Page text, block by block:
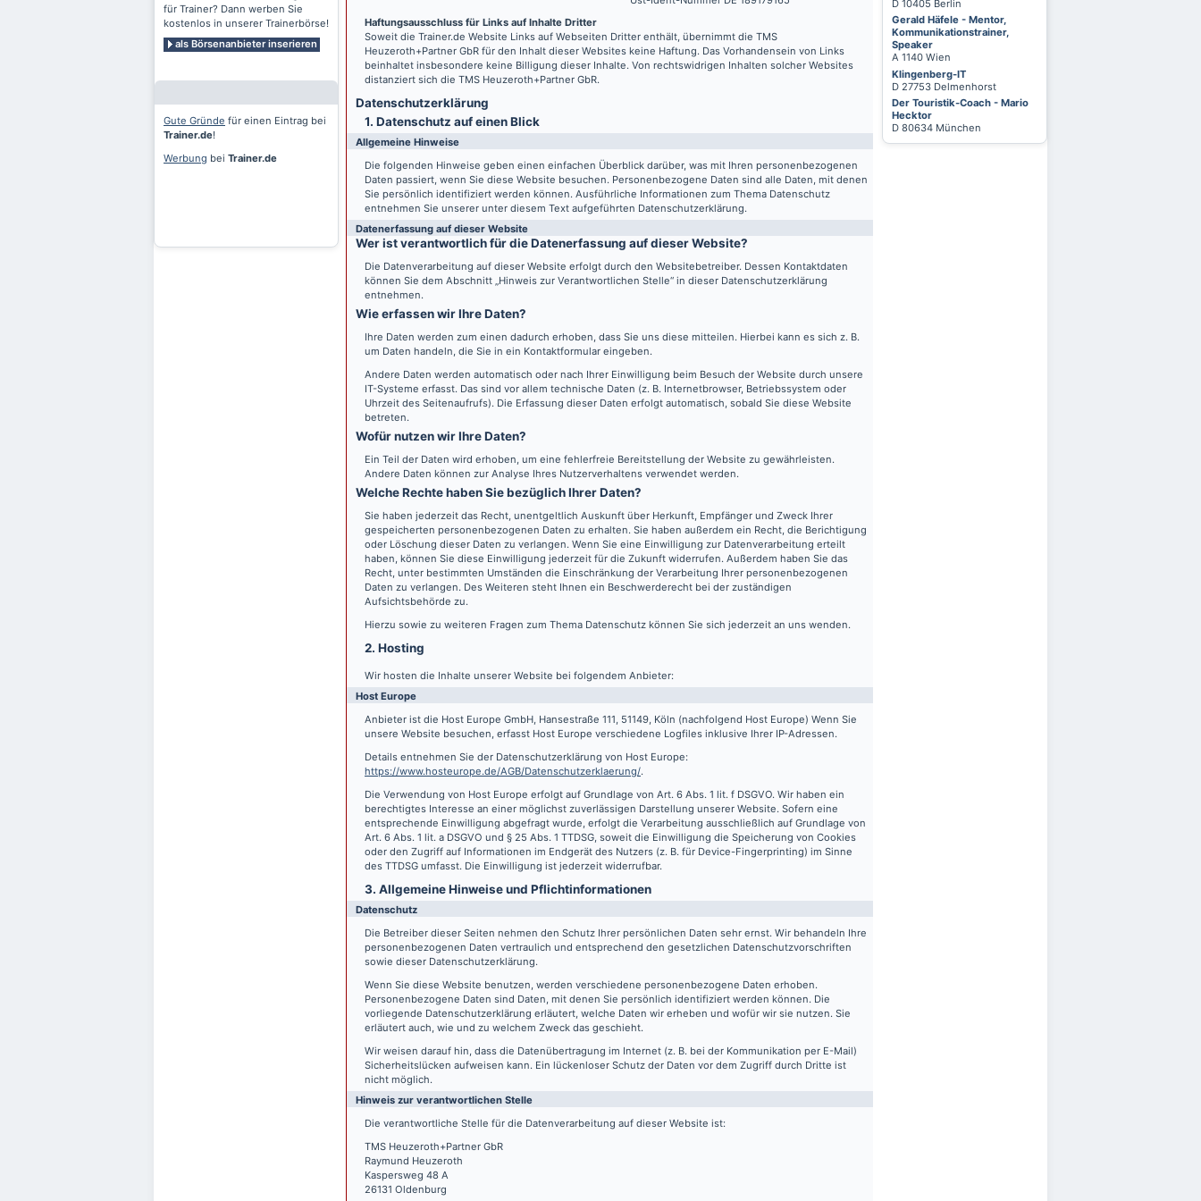
für Trainer? Dann werben Sie
kostenlos in unserer Trainerbörse!
als Börsenanbieter inserieren
Gute Gründe für einen Eintrag bei
Trainer.de!
Werbung bei Trainer.de
D 10405 Berlin
Gerald Häfele - Mentor,
Kommunikationstrainer,
Speaker
A 1140 Wien
Klingenberg-IT
D 27753 Delmenhorst
Der Touristik-Coach - Mario
Hecktor
D 80634 München
Haftungsausschluss für Links auf Inhalte Dritter
Soweit die Trainer.de Website Links auf Webseiten Dritter enthält, übernimmt die TMS
Heuzeroth+Partner GbR für den Inhalt dieser Websites keine Haftung. Das Vorhandensein von Links
beinhaltet insbesondere keine Billigung dieser Inhalte. Von rechtswidrigen Inhalten solcher Websites
distanziert sich die TMS Heuzeroth+Partner GbR.
Datenschutz­erklärung
1. Datenschutz auf einen Blick
Allgemeine Hinweise
Die folgenden Hinweise geben einen einfachen Überblick darüber, was mit Ihren personenbezogenen
Daten passiert, wenn Sie diese Website besuchen. Personenbezogene Daten sind alle Daten, mit denen
Sie persönlich identifiziert werden können. Ausführliche Informationen zum Thema Datenschutz
entnehmen Sie unserer unter diesem Text aufgeführten Datenschutzerklärung.
Datenerfassung auf dieser Website
Wer ist verantwortlich für die Datenerfassung auf dieser Website?
Die Datenverarbeitung auf dieser Website erfolgt durch den Websitebetreiber. Dessen Kontaktdaten
können Sie dem Abschnitt „Hinweis zur Verantwortlichen Stelle“ in dieser Datenschutzerklärung
entnehmen.
Wie erfassen wir Ihre Daten?
Ihre Daten werden zum einen dadurch erhoben, dass Sie uns diese mitteilen. Hierbei kann es sich z. B.
um Daten handeln, die Sie in ein Kontaktformular eingeben.
Andere Daten werden automatisch oder nach Ihrer Einwilligung beim Besuch der Website durch unsere
IT-Systeme erfasst. Das sind vor allem technische Daten (z. B. Internetbrowser, Betriebssystem oder
Uhrzeit des Seitenaufrufs). Die Erfassung dieser Daten erfolgt automatisch, sobald Sie diese Website
betreten.
Wofür nutzen wir Ihre Daten?
Ein Teil der Daten wird erhoben, um eine fehlerfreie Bereitstellung der Website zu gewährleisten.
Andere Daten können zur Analyse Ihres Nutzerverhaltens verwendet werden.
Welche Rechte haben Sie bezüglich Ihrer Daten?
Sie haben jederzeit das Recht, unentgeltlich Auskunft über Herkunft, Empfänger und Zweck Ihrer
gespeicherten personenbezogenen Daten zu erhalten. Sie haben außerdem ein Recht, die Berichtigung
oder Löschung dieser Daten zu verlangen. Wenn Sie eine Einwilligung zur Datenverarbeitung erteilt
haben, können Sie diese Einwilligung jederzeit für die Zukunft widerrufen. Außerdem haben Sie das
Recht, unter bestimmten Umständen die Einschränkung der Verarbeitung Ihrer personenbezogenen
Daten zu verlangen. Des Weiteren steht Ihnen ein Beschwerderecht bei der zuständigen
Aufsichtsbehörde zu.
Hierzu sowie zu weiteren Fragen zum Thema Datenschutz können Sie sich jederzeit an uns wenden.
2. Hosting
Wir hosten die Inhalte unserer Website bei folgendem Anbieter:
Host Europe
Anbieter ist die Host Europe GmbH, Hansestraße 111, 51149, Köln (nachfolgend Host Europe) Wenn Sie
unsere Website besuchen, erfasst Host Europe verschiedene Logfiles inklusive Ihrer IP-Adressen.
Details entnehmen Sie der Datenschutzerklärung von Host Europe:
https://www.hosteurope.de/AGB/Datenschutzerklaerung/.
Die Verwendung von Host Europe erfolgt auf Grundlage von Art. 6 Abs. 1 lit. f DSGVO. Wir haben ein
berechtigtes Interesse an einer möglichst zuverlässigen Darstellung unserer Website. Sofern eine
entsprechende Einwilligung abgefragt wurde, erfolgt die Verarbeitung ausschließlich auf Grundlage von
Art. 6 Abs. 1 lit. a DSGVO und § 25 Abs. 1 TTDSG, soweit die Einwilligung die Speicherung von Cookies
oder den Zugriff auf Informationen im Endgerät des Nutzers (z. B. für Device-Fingerprinting) im Sinne
des TTDSG umfasst. Die Einwilligung ist jederzeit widerrufbar.
3. Allgemeine Hinweise und Pflicht­informationen
Datenschutz
Die Betreiber dieser Seiten nehmen den Schutz Ihrer persönlichen Daten sehr ernst. Wir behandeln Ihre
personenbezogenen Daten vertraulich und entsprechend den gesetzlichen Datenschutzvorschriften
sowie dieser Datenschutzerklärung.
Wenn Sie diese Website benutzen, werden verschiedene personenbezogene Daten erhoben.
Personenbezogene Daten sind Daten, mit denen Sie persönlich identifiziert werden können. Die
vorliegende Datenschutzerklärung erläutert, welche Daten wir erheben und wofür wir sie nutzen. Sie
erläutert auch, wie und zu welchem Zweck das geschieht.
Wir weisen darauf hin, dass die Datenübertragung im Internet (z. B. bei der Kommunikation per E-Mail)
Sicherheitslücken aufweisen kann. Ein lückenloser Schutz der Daten vor dem Zugriff durch Dritte ist
nicht möglich.
Hinweis zur verantwortlichen Stelle
Die verantwortliche Stelle für die Datenverarbeitung auf dieser Website ist:
TMS Heuzeroth+Partner GbR
Raymund Heuzeroth
Kaspersweg 48 A
26131 Oldenburg